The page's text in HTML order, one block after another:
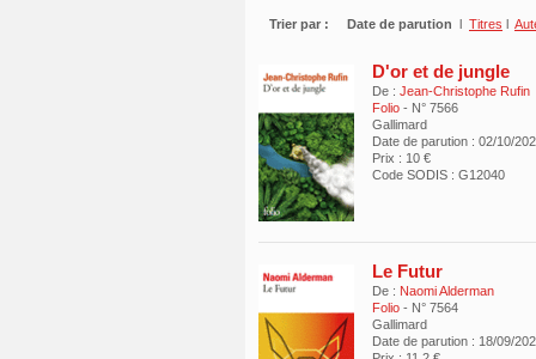
Trier par : Date de parution l Titres l
D'or et de jungle
De : Jean-Christophe Rufin
Folio - N° 7566
Gallimard
Date de parution : 02/10/
Prix : 10 €
Code SODIS : G12040
Le Futur
De : Naomi Alderman
Folio - N° 7564
Gallimard
Date de parution : 18/09/